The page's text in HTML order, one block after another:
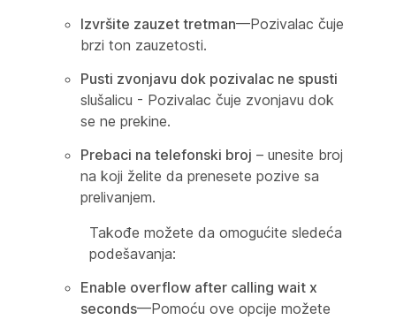
Izvršite zauzet tretman—Pozivalac čuje
brzi ton zauzetosti.
Pusti zvonjavu dok pozivalac ne spusti
slušalicu - Pozivalac čuje zvonjavu dok
se ne prekine.
Prebaci na telefonski broj – unesite broj
na koji želite da prenesete pozive sa
prelivanjem.
Takođe možete da omogućite sledeća
podešavanja:
Enable overflow after calling wait x
seconds—Pomoću ove opcije možete